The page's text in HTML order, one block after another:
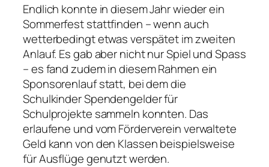
Endlich konnte in diesem Jahr wieder ein
Sommerfest stattfinden – wenn auch
wetterbedingt etwas verspätet im zweiten
Anlauf. Es gab aber nicht nur Spiel und Spass
– es fand zudem in diesem Rahmen ein
Sponsorenlauf statt, bei dem die
Schulkinder Spendengelder für
Schulprojekte sammeln konnten. Das
erlaufene und vom Förderverein verwaltete
Geld kann von den Klassen beispielsweise
für Ausflüge genutzt werden.